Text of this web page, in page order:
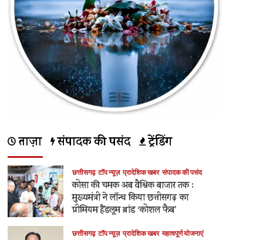
ताज़ा संपादक की पसंद ट्रेंडिंग
छत्तीसगढ़ टॉप न्यूज़ प्रादेशिक खबर संपादक की पसंद
कोसा की चमक अब वैश्विक बाजार तक :
मुख्यमंत्री ने लॉन्च किया छत्तीसगढ़ का
प्रीमियम हैंडलूम ब्रांड ‘कोशल फैब’
छत्तीसगढ़ टॉप न्यूज़ प्रादेशिक खबर महत्वपूर्ण योजनाएं